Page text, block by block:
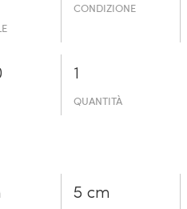
CONDIZIONE
1
QUANTITÀ
5 cm